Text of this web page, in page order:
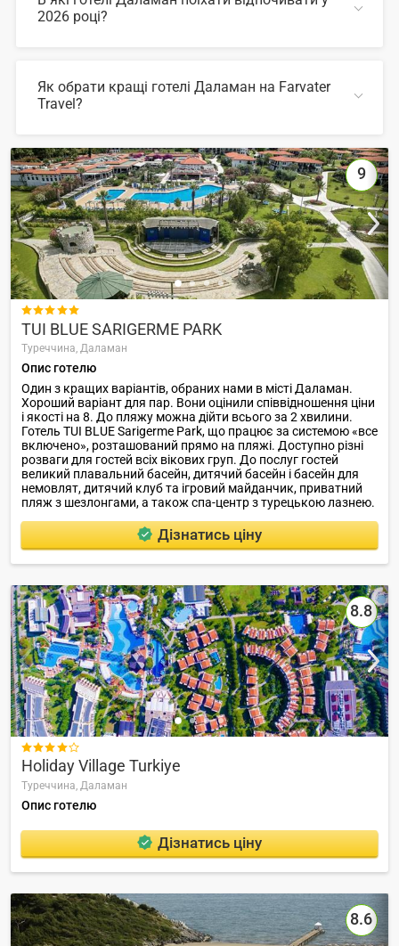
2026 році?
Як обрати кращі готелі Даламан на Farvater
Travel?
скористатись зручним пошуком по сайту, також на
Farvater Travel ви знайдете безліч фото готелів та
відгуків про кращі готелі Даламан
ЗГОРНУТИ
9

TUI BLUE SARIGERME PARK
Туреччина, Даламан
Опис готелю
Один з кращих варіантів, обраних нами в місті Даламан.
Хороший варіант для пар. Вони оцінили співвідношення ціни
і якості на 8. До пляжу можна дійти всього за 2 хвилини.
Готель TUI BLUE Sarigerme Park, що працює за системою «все
включено», розташований прямо на пляжі. Доступно різні
розваги для гостей всіх вікових груп. До послуг гостей
великий плавальний басейн, дитячий басейн і басейн для
немовлят, дитячий клуб та ігровий майданчик, приватний
пляж з шезлонгами, а також спа-центр з турецькою лазнею.
Дізнатись ціну
8.8

Holiday Village Turkiye
Туреччина, Даламан
Опис готелю
Дізнатись ціну
8.6